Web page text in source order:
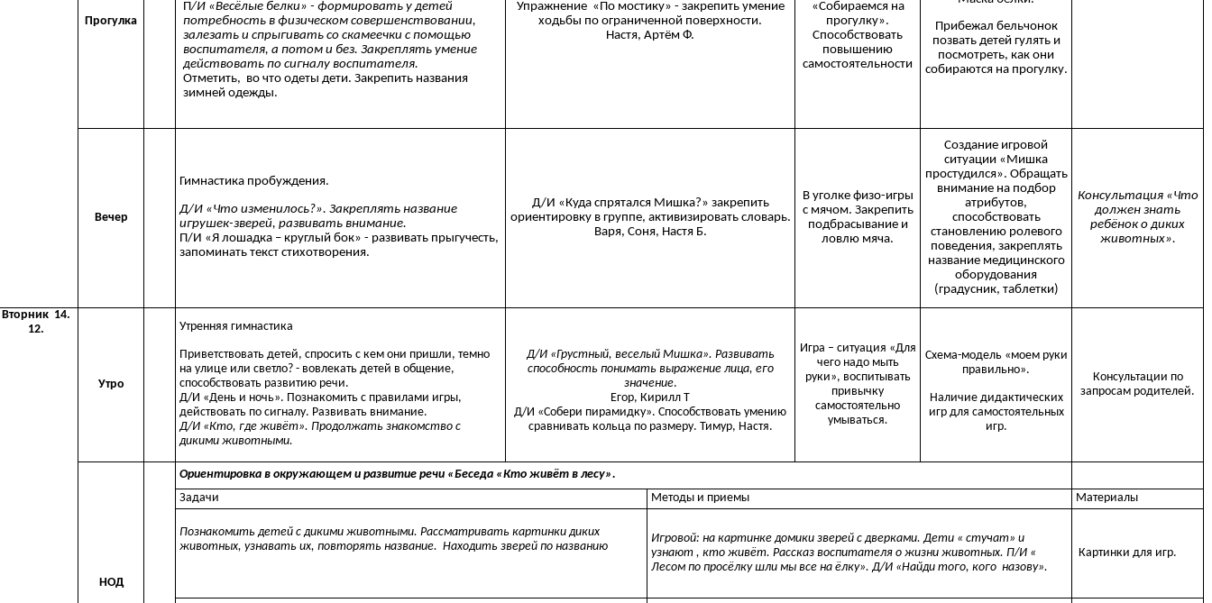
Прогулка
П/И «Весёлые белки» - формировать у детей
потребность в физическом совершенствовании,
залезать и спрыгивать со скамеечки с помощью
воспитателя, а потом и без. Закреплять умение
действовать по сигналу воспитателя.
Отметить, во что одеты дети. Закрепить названия
зимней одежды.
Упражнение «По мостику» - закрепить умение
ходьбы по ограниченной поверхности.
Настя, Артём Ф.
«Собираемся на
прогулку».
Способствовать
повышению
самостоятельности
Прибежал бельчонок
позвать детей гулять и
посмотреть, как они
собираются на прогулку.
Вечер
Гимнастика пробуждения.
Д/И «Что изменилось?». Закреплять название
игрушек-зверей, развивать внимание.
П/И «Я лошадка – круглый бок» - развивать прыгучесть,
запоминать текст стихотворения.
Д/И «Куда спрятался Мишка?» закрепить
ориентировку в группе, активизировать словарь.
Варя, Соня, Настя Б.
В уголке физо-игры
с мячом. Закрепить
подбрасывание и
ловлю мяча.
Создание игровой
ситуации «Мишка
простудился». Обращать
внимание на подбор
атрибутов,
способствовать
становлению ролевого
поведения, закреплять
название медицинского
оборудования
(градусник, таблетки)
Консультация «Что
должен знать
ребёнок о диких
животных».
Вторник 14.
12.
Утро
Утренняя гимнастика
Приветствовать детей, спросить с кем они пришли, темно
на улице или светло? - вовлекать детей в общение,
способствовать развитию речи.
Д/И «День и ночь». Познакомить с правилами игры,
действовать по сигналу. Развивать внимание.
Д/И «Кто, где живёт». Продолжать знакомство с
дикими животными.
Д/И «Грустный, веселый Мишка». Развивать
способность понимать выражение лица, его
значение.
Егор, Кирилл Т
Д/И «Собери пирамидку». Способствовать умению
сравнивать кольца по размеру. Тимур, Настя.
Игра – ситуация «Для
чего надо мыть
руки», воспитывать
привычку
самостоятельно
умываться.
Схема-модель «моем руки
правильно».
Наличие дидактических
игр для самостоятельных
игр.
Консультации по
запросам родителей.
НОД
Ориентировка в окружающем и развитие речи «Беседа «Кто живёт в лесу».
Задачи
Методы и приемы Материалы
Познакомить детей с дикими животными. Рассматривать картинки диких
животных, узнавать их, повторять название. Находить зверей по названию
Игровой: на картинке домики зверей с дверками. Дети « стучат» и
узнают , кто живёт. Рассказ воспитателя о жизни животных. П/И «
Лесом по просёлку шли мы все на ёлку». Д/И «Найди того, кого назову».
Картинки для игр.